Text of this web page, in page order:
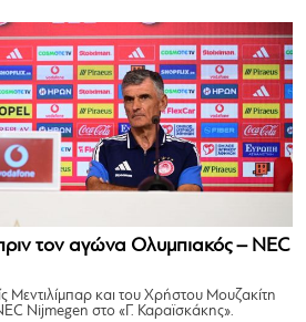
τον αγώνα Ολυμπιακός – NEC
Μεντιλίμπαρ και του Χρήστου Μουζακίτη
Nijmegen στο «Γ. Καραϊσκάκης».